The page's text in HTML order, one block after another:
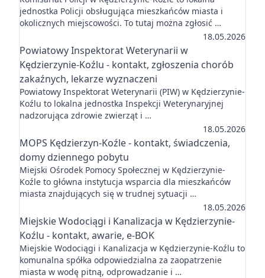
jednostka Policji obsługująca mieszkańców miasta i
okolicznych miejscowości. To tutaj można zgłosić …
18.05.2026
Powiatowy Inspektorat Weterynarii w
Kędzierzynie-Koźlu - kontakt, zgłoszenia chorób
zakaźnych, lekarze wyznaczeni
Powiatowy Inspektorat Weterynarii (PIW) w Kędzierzynie-
Koźlu to lokalna jednostka Inspekcji Weterynaryjnej
nadzorująca zdrowie zwierząt i …
18.05.2026
MOPS Kędzierzyn-Koźle - kontakt, świadczenia,
domy dziennego pobytu
Miejski Ośrodek Pomocy Społecznej w Kędzierzynie-
Koźle to główna instytucja wsparcia dla mieszkańców
miasta znajdujących się w trudnej sytuacji …
18.05.2026
Miejskie Wodociągi i Kanalizacja w Kędzierzynie-
Koźlu - kontakt, awarie, e-BOK
Miejskie Wodociągi i Kanalizacja w Kędzierzynie-Koźlu to
komunalna spółka odpowiedzialna za zaopatrzenie
miasta w wodę pitną, odprowadzanie i …